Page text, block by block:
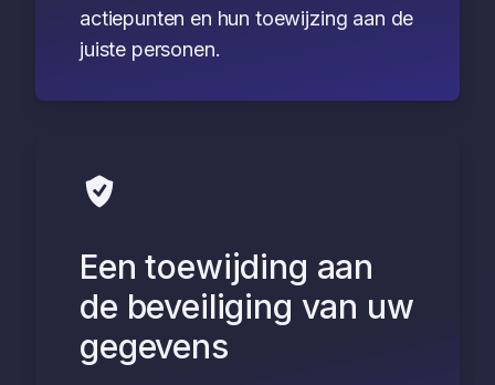
actiepunten en hun toewijzing aan de
juiste personen.
Een toewijding aan
de beveiliging van uw
gegevens